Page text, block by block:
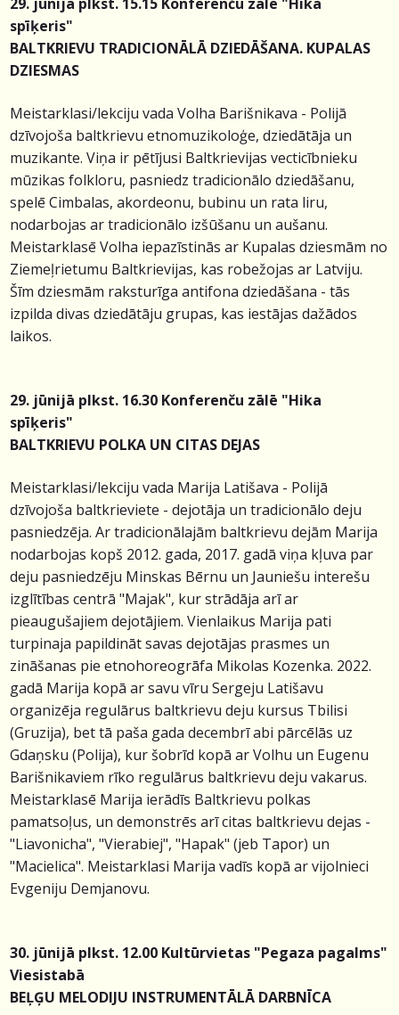
spīķeris"
BALTKRIEVU TRADICIONĀLĀ DZIEDĀŠANA. KUPALAS
DZIESMAS
Meistarklasi/lekciju vadaVolha Barišnikava - Polijā
dzīvojoša baltkrievu etnomuzikoloģe, dziedātāja un
muzikante. Viņa ir pētījusi Baltkrievijas vecticībnieku
mūzikas folkloru, pasniedz tradicionālo dziedāšanu,
spelē Cimbalas, akordeonu, bubinu un rata liru,
nodarbojas ar tradicionālo izšūšanu un aušanu.
Meistarklasē Volha iepazīstinās ar Kupalas dziesmām no
Ziemeļrietumu Baltkrievijas, kas robežojas ar Latviju.
Šīm dziesmām raksturīga antifona dziedāšana - tās
izpilda divas dziedātāju grupas, kas iestājas dažādos
laikos.
29. jūnijā plkst. 16.30 Konferenču zālē "Hika
spīķeris"
BALTKRIEVU POLKA UN CITAS DEJAS
Meistarklasi/lekciju vada Marija Latišava - Polijā
dzīvojoša baltkrieviete - dejotāja un tradicionālo deju
pasniedzēja. Ar tradicionālajām baltkrievu dejām Marija
nodarbojas kopš 2012. gada, 2017. gadā viņa kļuva par
deju pasniedzēju Minskas Bērnu un Jauniešu interešu
izglītības centrā "Majak", kur strādāja arī ar
pieaugušajiem dejotājiem. Vienlaikus Marija pati
turpinaja papildināt savas dejotājas prasmes un
zināšanas pie etnohoreogrāfa Mikolas Kozenka. 2022.
gadā Marija kopā ar savu vīru Sergeju Latišavu
organizēja regulārus baltkrievu deju kursus Tbilisi
(Gruzija), bet tā paša gada decembrī abi pārcēlās uz
Gdaņsku (Polija), kur šobrīd kopā ar Volhu un Eugenu
Barišnikaviem rīko regulārus baltkrievu deju vakarus.
Meistarklasē Marija ierādīs Baltkrievu polkas
pamatsoļus, un demonstrēs arī citas baltkrievu dejas -
"Liavonicha", "Vierabiej", "Hapak" (jeb Tapor) un
"Macielica". Meistarklasi Marija vadīs kopā ar vijolnieci
Evgeniju Demjanovu.
30. jūnijā plkst. 12.00 Kultūrvietas "Pegaza pagalms"
Viesistabā
BEĻĢU MELODIJU INSTRUMENTĀLĀ DARBNĪCA